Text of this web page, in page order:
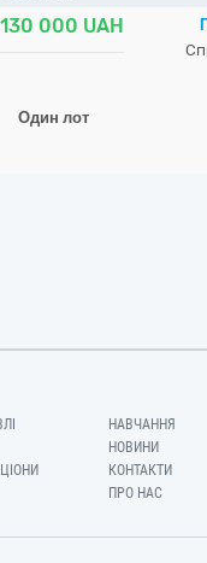
000 UAH
Один лот
НАВЧАННЯ
НОВИНИ
КОНТАКТИ
ПРО НАС